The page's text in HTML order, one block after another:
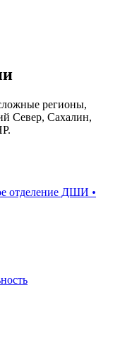
регионы,
Север, Сахалин,
отделение ДШИ •